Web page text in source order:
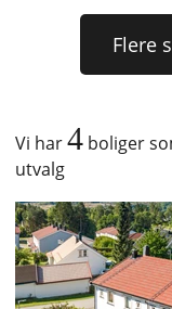
Flere
Vi har4 boliger
utvalg